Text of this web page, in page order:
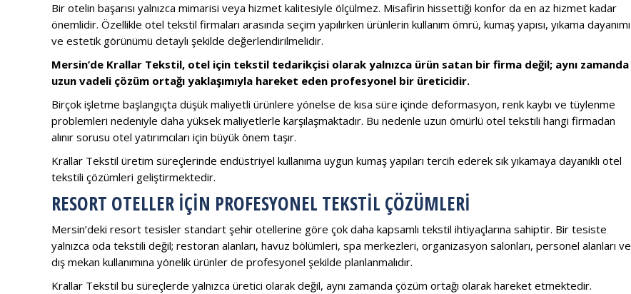
Bir otelin başarısı yalnızca mimarisi veya hizmet kalitesiyle ölçülmez. Misafirin hissettiği konfor da en az hizmet kadar
önemlidir. Özellikle otel tekstil firmaları arasında seçim yapılırken ürünlerin kullanım ömrü, kumaş yapısı, yıkama dayanımı
ve estetik görünümü detaylı şekilde değerlendirilmelidir.
Mersin’de Krallar Tekstil, otel için tekstil tedarikçisi olarak yalnızca ürün satan bir firma değil; aynı zamanda
uzun vadeli çözüm ortağı yaklaşımıyla hareket eden profesyonel bir üreticidir.
Birçok işletme başlangıçta düşük maliyetli ürünlere yönelse de kısa süre içinde deformasyon, renk kaybı ve tüylenme
problemleri nedeniyle daha yüksek maliyetlerle karşılaşmaktadır. Bu nedenle uzun ömürlü otel tekstili hangi firmadan
alınır sorusu otel yatırımcıları için büyük önem taşır.
Krallar Tekstil üretim süreçlerinde endüstriyel kullanıma uygun kumaş yapıları tercih ederek sık yıkamaya dayanıklı otel
tekstili çözümleri geliştirmektedir.
RESORT OTELLER İÇIN PROFESYONEL TEKSTIL ÇÖZÜMLERI
Mersin’deki resort tesisler standart şehir otellerine göre çok daha kapsamlı tekstil ihtiyaçlarına sahiptir. Bir tesiste
yalnızca oda tekstili değil; restoran alanları, havuz bölümleri, spa merkezleri, organizasyon salonları, personel alanları ve
dış mekan kullanımına yönelik ürünler de profesyonel şekilde planlanmalıdır.
Krallar Tekstil bu süreçlerde yalnızca üretici olarak değil, aynı zamanda çözüm ortağı olarak hareket etmektedir.